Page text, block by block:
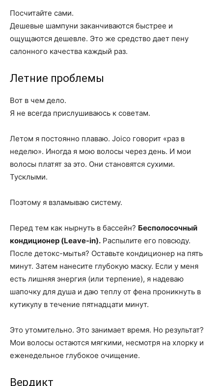
Посчитайте сами.
Дешевые шампуни заканчиваются быстрее и
ощущаются дешевле. Это же средство дает пену
салонного качества каждый раз.
Летние проблемы
Вот в чем дело.
Я не всегда прислушиваюсь к советам.
Летом я постоянно плаваю. Joico говорит «раз в
неделю». Иногда я мою волосы через день. И мои
волосы платят за это. Они становятся сухими.
Тусклыми.
Поэтому я взламываю систему.
Перед тем как нырнуть в бассейн? Бесполосочный
кондиционер (Leave-in). Распылите его повсюду.
После детокс-мытья? Оставьте кондиционер на пять
минут. Затем нанесите глубокую маску. Если у меня
есть лишняя энергия (или терпение), я надеваю
шапочку для душа и даю теплу от фена проникнуть в
кутикулу в течение пятнадцати минут.
Это утомительно. Это занимает время. Но результат?
Мои волосы остаются мягкими, несмотря на хлорку и
еженедельное глубокое очищение.
Вердикт